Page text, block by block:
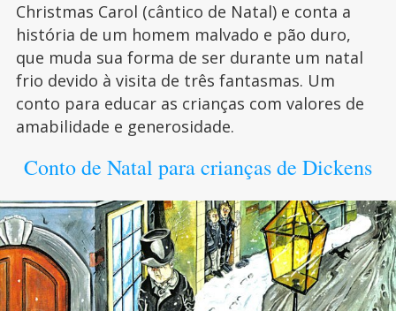
Christmas Carol (cântico de Natal) e conta a
história de um homem malvado e pão duro,
que muda sua forma de ser durante um natal
frio devido à visita de três fantasmas. Um
conto para educar as crianças com valores de
amabilidade e generosidade.
Conto de Natal para crianças de Dickens